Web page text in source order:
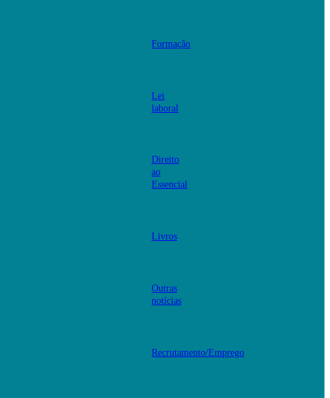
Formação
Lei
laboral
Direito
ao
Essencial
Livros
Outras
notícias
Recrutamento/Emprego